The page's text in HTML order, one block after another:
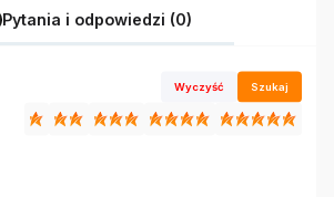
Pytania i odpowiedzi (0)
Wyczyść Szukaj